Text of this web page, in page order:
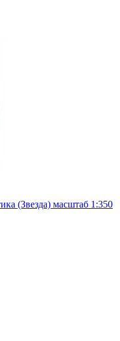
(Звезда) масштаб 1:350